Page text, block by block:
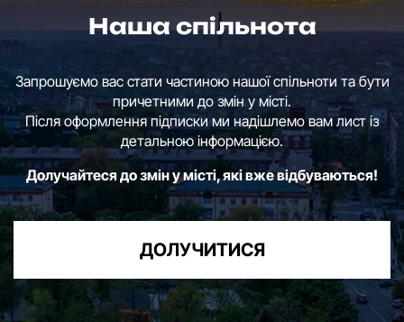
Наша спільнота
Запрошуємо вас стати частиною нашої спільноти та бути
причетними до змін у місті.
Після оформлення підписки ми надішлемо вам лист із
детальною інформацією.
Долучайтеся до змін у місті, які вже відбуваються!
ДОЛУЧИТИСЯ